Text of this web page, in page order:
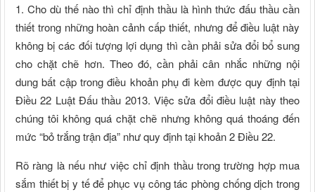
1. Cho dù thế nào thì chỉ định thầu là hình thức đấu thầu cần
thiết trong những hoàn cảnh cấp thiết, nhưng để điều luật này
không bị các đối tượng lợi dụng thì cần phải sửa đổi bổ sung
cho chặt chẽ hơn. Theo đó, cần phải cân nhắc những nội
dung bất cập trong điều khoản phụ đi kèm được quy định tại
Điều 22 Luật Đấu thầu 2013. Việc sửa đổi điều luật này theo
chúng tôi không quá chặt chẽ nhưng không quá thoáng đến
mức “bỏ trắng trận địa” như quy định tại khoản 2 Điều 22.
Rõ ràng là nếu như việc chỉ định thầu trong trường hợp mua
sắm thiết bị y tế để phục vụ công tác phòng chống dịch trong